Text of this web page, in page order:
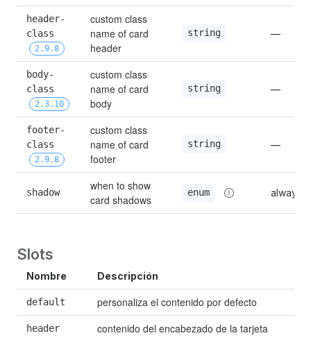
header-
class
2.9.8
custom class
name of card
header
string —
body-
class
2.3.10
custom class
name of card
body
string —
footer-
class
2.9.8
custom class
name of card
footer
string —
shadow
when to show
card shadows
enum always
Slots
Nombre Descripción
default personaliza el contenido por defecto
header contenido del encabezado de la tarjeta